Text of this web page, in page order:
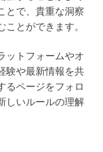
とで、貴重な洞察
とができます。
ットフォームやオ
験や最新情報を共
るページをフォロ
しいルールの理解